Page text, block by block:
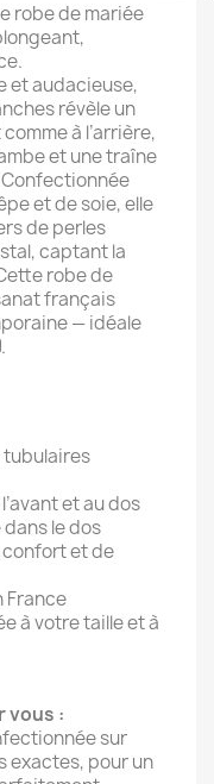
robe de mariée
et audacieuse,
révèle un
à l’arrière,
et une traîne
et de soie, elle
de perles
captant la
robe de
français
— idéale
tubulaires
et au dos
le dos
confort et de
France
à votre taille et à
vous :
sur
exactes, pour un